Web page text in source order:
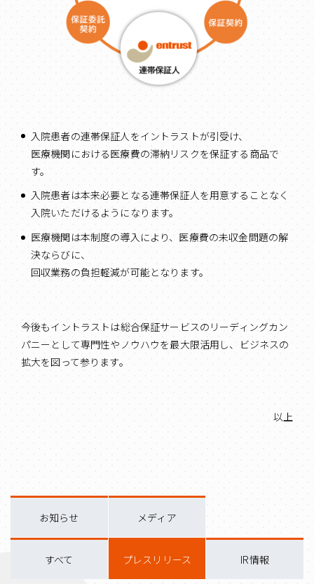
入院患者の連帯保証人をイントラストが引受け、
医療機関における医療費の滞納リスクを保証する商品で
す。
入院患者は本来必要となる連帯保証人を用意することなく
入院いただけるようになります。
医療機関は本制度の導入により、医療費の未収金問題の解
決ならびに、
回収業務の負担軽減が可能となります。
今後もイントラストは総合保証サービスのリーディングカン
パニーとして専門性やノウハウを最大限活用し、ビジネスの
拡大を図って参ります。
以上
すべて プレスリリース IR情報
お知らせ メディア